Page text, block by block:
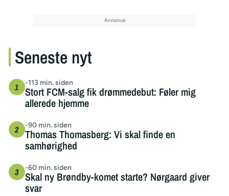
Seneste nyt
-113 min. siden
Stort FCM-salg fik drømmedebut: Føler mig
allerede hjemme
-90 min. siden
Thomas Thomasberg: Vi skal finde en
samhørighed
-60 min. siden
Skal ny Brøndby-komet starte? Nørgaard giver
svar